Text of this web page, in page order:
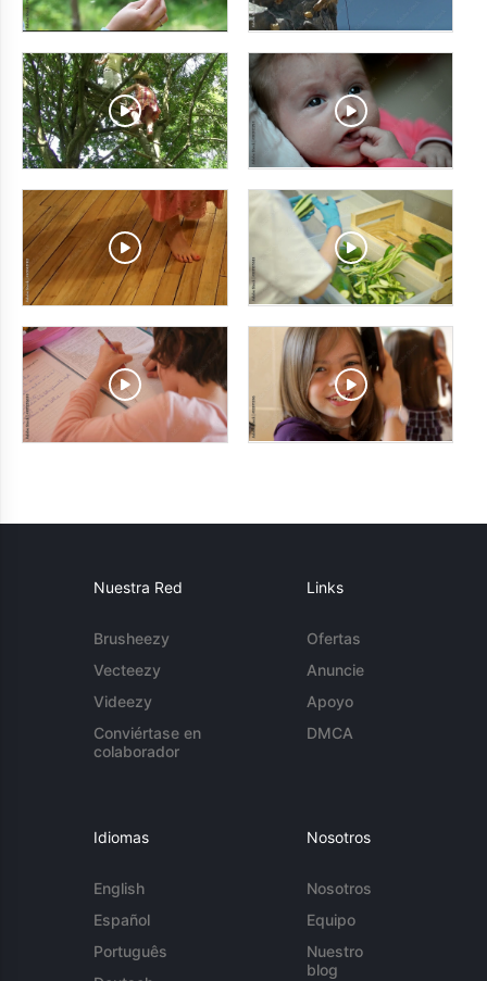
Nuestra Red
Brusheezy
Vecteezy
Videezy
Conviértase en
colaborador
Links
Ofertas
Anuncie
Apoyo
DMCA
Idiomas
English
Español
Português
Nosotros
Nosotros
Equipo
Nuestro
blog